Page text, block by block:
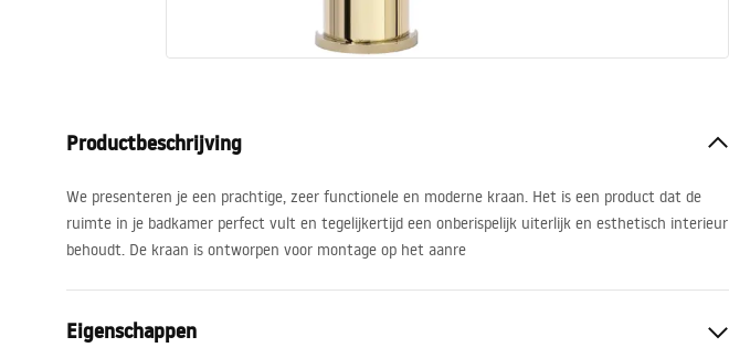
Productbeschrijving
We presenteren je een prachtige, zeer functionele en moderne kraan. Het is een product dat de
ruimte in je badkamer perfect vult en tegelijkertijd een onberispelijk uiterlijk en esthetisch interieur
behoudt. De kraan is ontworpen voor montage op het aanre
Eigenschappen